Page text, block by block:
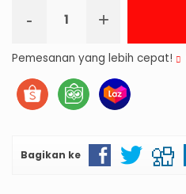
- +
Pemesanan yang lebih cepat!
Bagikan ke